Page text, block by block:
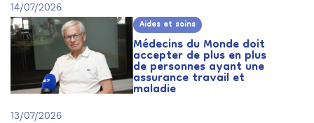
14/07/2026
Aides et soins
Médecins du Monde doit
accepter de plus en plus
de personnes ayant une
assurance travail et
maladie
13/07/2026